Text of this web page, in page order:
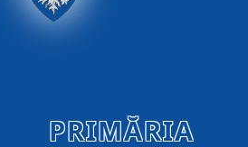
PRIMĂRIA